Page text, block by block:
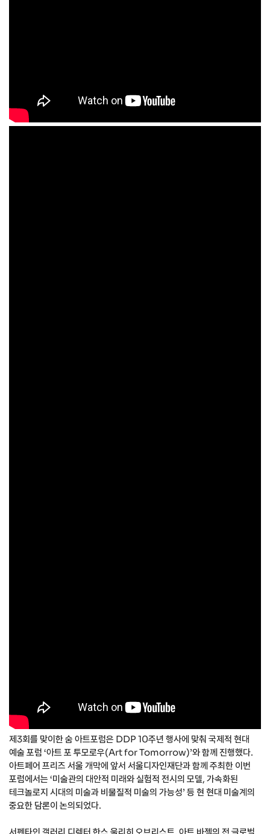
제3회를 맞이한 숨 아트포럼은 DDP 10주년 행사에 맞춰 국제적 현대
예술 포럼 ‘아트 포 투모로우(Art for Tomorrow)’와 함께 진행했다.
아트페어 프리즈 서울 개막에 앞서 서울디자인재단과 함께 주최한 이번
포럼에서는 ‘미술관의 대안적 미래와 실험적 전시의 모델, 가속화된
테크놀로지 시대의 미술과 비물질적 미술의 가능성’ 등 현 현대 미술계의
중요한 담론이 논의되었다.